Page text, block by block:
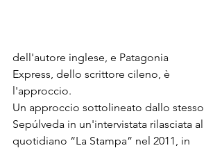
dell'autore inglese, e Patagonia
Express, dello scrittore cileno, è
l'approccio.
Un approccio sottolineato dallo stesso
Sepúlveda in un'intervistata rilasciata al
quotidiano “La Stampa” nel 2011, in